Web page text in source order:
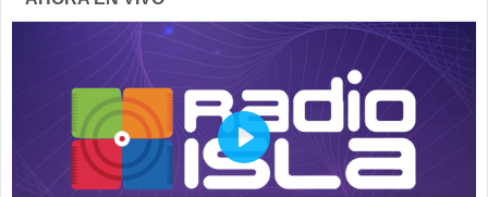
P